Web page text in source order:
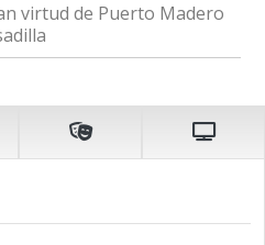
virtud de Puerto Madero